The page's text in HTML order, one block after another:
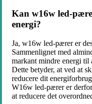
Kan w16w led-
energi?
Ja, w16w led-pærer er
Sammenlignet med
markant mindre energi til
Dette betyder, at ved at
reducere dit
W16w led-pærer er
at reducere det